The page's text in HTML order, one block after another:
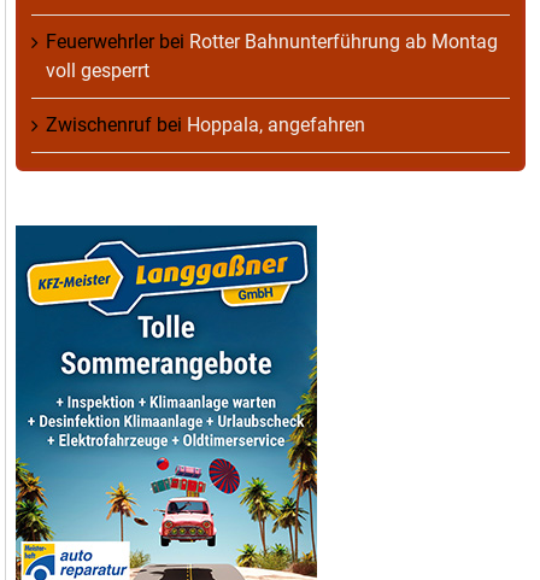
Feuerwehrlerbei Rotter Bahnunterführung ab Montag
voll gesperrt
Zwischenruf bei Hoppala, angefahren